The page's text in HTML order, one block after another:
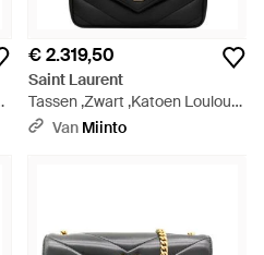
€ 2.319,50
Saint Laurent
Tassen ,Zwart ,Katoen Loulou
Small Matelassé Lambskin -
Van Miinto